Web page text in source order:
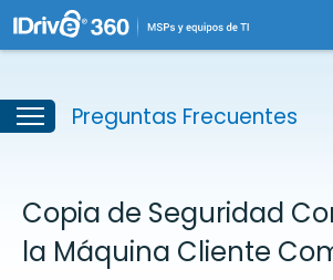
Preguntas Frecuentes
Copia de Seguridad
la Máquina Cliente